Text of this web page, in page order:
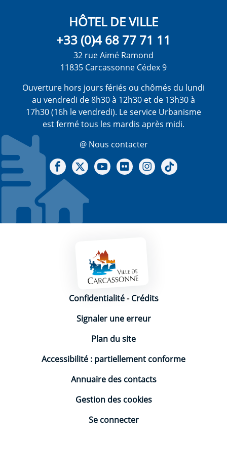
HÔTEL DE VILLE
+33 (0)4 68 77 71 11
32 rue Aimé Ramond
11835 Carcassonne Cédex 9
Ouverture hors jours fériés ou chômés du lundi
au vendredi de 8h30 à 12h30 et de 13h30 à
17h30 (16h le vendredi). Le service Urbanisme
est fermé tous les mardis après midi.
@ Nous contacter
Notre Facebook
Notre X - (twitter)
Notre chaine Youtube
Notre Gallerie sur Flickr
Notre Instagram
Mentions légales
Confidentialité-Crédits
Signaler une erreur
Plan du site
Accessibilité : partiellement conforme
Annuaire des contacts
Gestion des cookies
Se connecter